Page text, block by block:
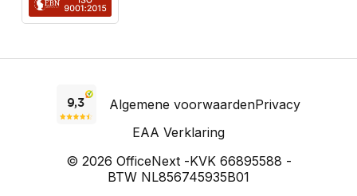
Algemene voorwaardenPrivacy
EAA Verklaring
© 2026 OfficeNext -KVK 66895588 -
BTW NL856745935B01